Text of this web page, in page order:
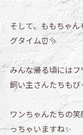
そして、ももちゃ
グタイム⏰✨
みんな帰る頃にはフ
飼い主さんたちも
ワンちゃんたちの
っちゃいますね✨